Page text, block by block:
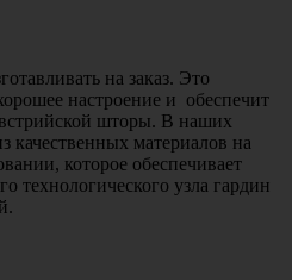
на заказ. Это
настроение и обеспечит
шторы. В наших
качественных материалов на
которое обеспечивает
технологического узла гардин